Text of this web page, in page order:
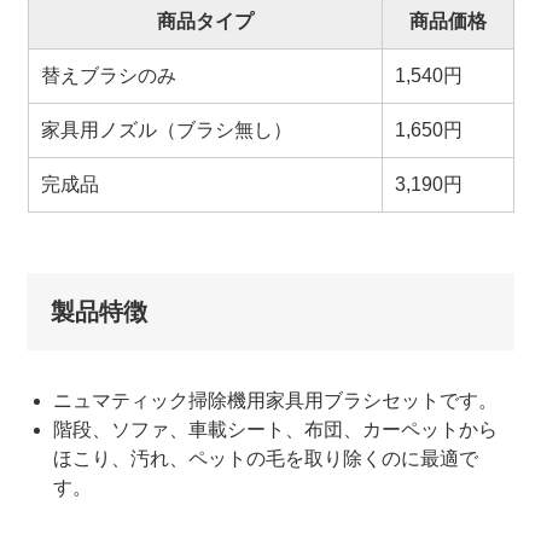
商品タイプ 商品価格
替えブラシのみ 1,540円
家具用ノズル（ブラシ無し） 1,650円
完成品 3,190円
製品特徴
ニュマティック掃除機用家具用ブラシセットです。
階段、ソファ、車載シート、布団、カーペットから
ほこり、汚れ、ペットの毛を取り除くのに最適で
す。